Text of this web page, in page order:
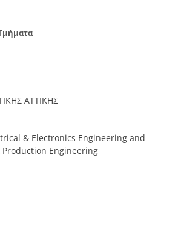
ΑΤΤΙΚΗΣ
& Electronics Engineering and
Engineering